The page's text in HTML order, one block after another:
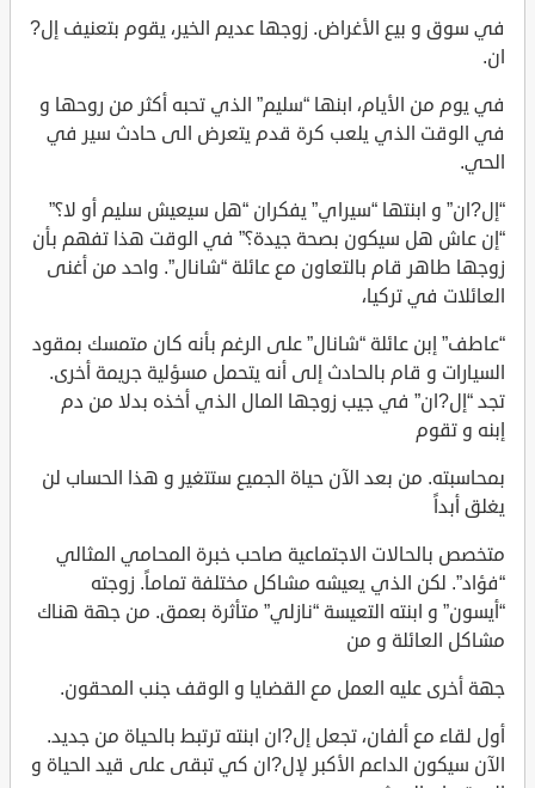
في سوق و بيع الأغراض. زوجها عديم الخير، يقوم بتعنيف إل?
ان.
في يوم من الأيام، ابنها “سليم” الذي تحبه أكثر من روحها و
في الوقت الذي يلعب كرة قدم يتعرض الى حادث سير في
الحي.
“إل?ان” و ابنتها “سيراي” يفكران “هل سيعيش سليم أو لا؟”
“إن عاش هل سيكون بصحة جيدة؟” في الوقت هذا تفهم بأن
زوجها طاهر قام بالتعاون مع عائلة “شانال”. واحد من أغنى
العائلات في تركيا،
“عاطف” إبن عائلة “شانال” على الرغم بأنه كان متمسك بمقود
السيارات و قام بالحادث إلى أنه يتحمل مسؤلية جريمة أخرى.
تجد “إل?ان” في جيب زوجها المال الذي أخذه بدلا من دم
إبنه و تقوم
بمحاسبته. من بعد الآن حياة الجميع ستتغير و هذا الحساب لن
يغلق أبداً
متخصص بالحالات الاجتماعية صاحب خبرة المحامي المثالي
“فؤاد”. لكن الذي يعيشه مشاكل مختلفة تماماً. زوجته
“أيسون” و ابنته التعيسة “نازلي” متأثرة بعمق. من جهة هناك
مشاكل العائلة و من
جهة أخرى عليه العمل مع القضايا و الوقف جنب المحقون.
أول لقاء مع ألفان، تجعل إل?ان ابنته ترتبط بالحياة من جديد.
الآن سيكون الداعم الأكبر لإل?ان كي تبقى على قيد الحياة و